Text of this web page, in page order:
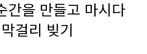
간을 만들고 마시다
막걸리 빚기